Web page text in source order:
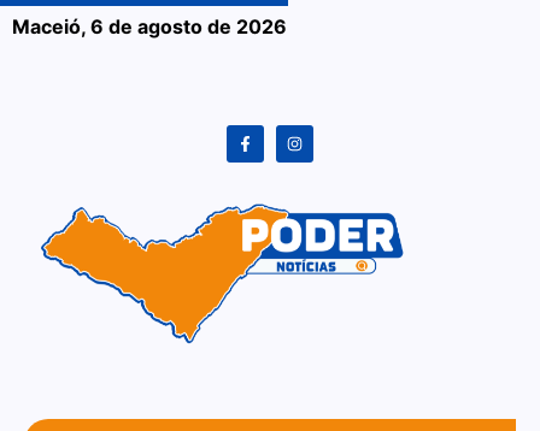
Maceió, 6 de agosto de 2026
O seu portal atualizado